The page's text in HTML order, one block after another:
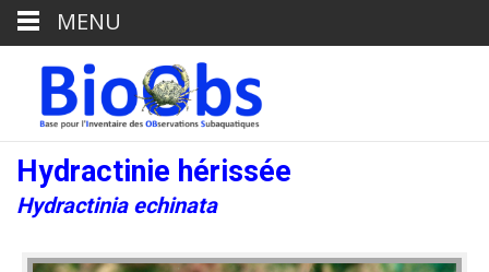
Hydractinie hérissée
Hydractinia echinata
MENU